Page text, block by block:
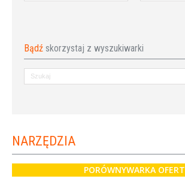
Bądź skorzystaj z wyszukiwarki
NARZĘDZIA
PORÓWNYWARKA OFERT